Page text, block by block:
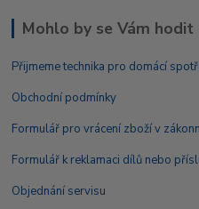
Mohlo by se Vám hodit
Přijmeme technika pro domácí
Obchodní podmínky
Formulář pro vrácení zboží v
Formulář k reklamaci dílů nebo
Objednání servisu